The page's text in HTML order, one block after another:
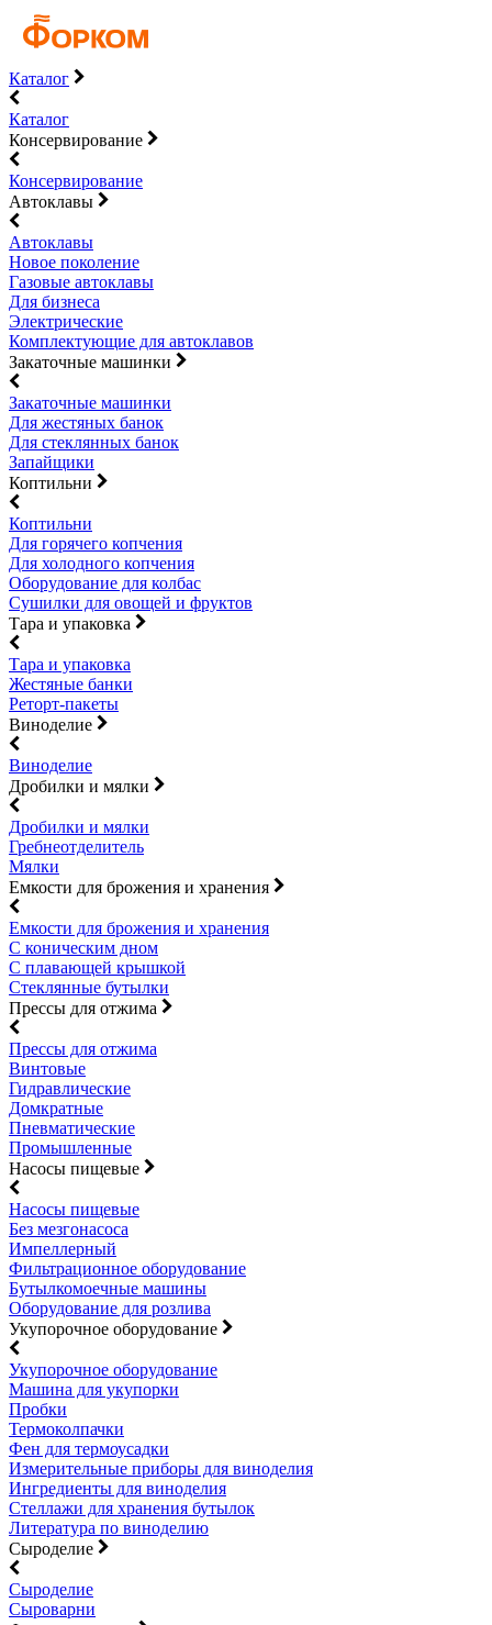
Каталог
Каталог
Консервирование
Консервирование
Автоклавы
Автоклавы
Новое поколение
Газовые автоклавы
Для бизнеса
Электрические
Комплектующие для автоклавов
Закаточные машинки
Закаточные машинки
Для жестяных банок
Для стеклянных банок
Запайщики
Коптильни
Коптильни
Для горячего копчения
Для холодного копчения
Оборудование для колбас
Сушилки для овощей и фруктов
Тара и упаковка
Тара и упаковка
Жестяные банки
Реторт-пакеты
Виноделие
Виноделие
Дробилки и мялки
Дробилки и мялки
Гребнеотделитель
Мялки
Емкости для брожения и хранения
Емкости для брожения и хранения
С коническим дном
С плавающей крышкой
Стеклянные бутылки
Прессы для отжима
Прессы для отжима
Винтовые
Гидравлические
Домкратные
Пневматические
Промышленные
Насосы пищевые
Насосы пищевые
Без мезгонасоса
Импеллерный
Фильтрационное оборудование
Бутылкомоечные машины
Оборудование для розлива
Укупорочное оборудование
Укупорочное оборудование
Машина для укупорки
Пробки
Термоколпачки
Фен для термоусадки
Измерительные приборы для виноделия
Ингредиенты для виноделия
Стеллажи для хранения бутылок
Литература по виноделию
Сыроделие
Сыроделие
Сыроварни